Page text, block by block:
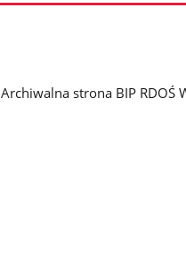
Archiwalna strona BIP RDOŚ